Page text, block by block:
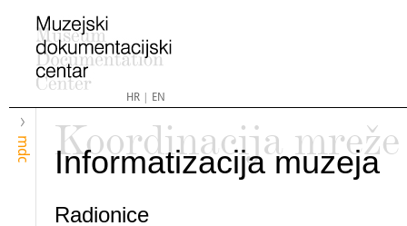
HR| EN
mdc
Koordinacija mreže
Informatizacija muzeja
Radionice